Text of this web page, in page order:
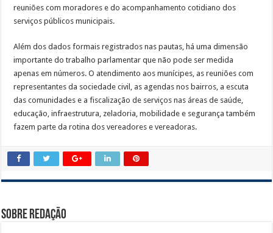
reuniões com moradores e do acompanhamento cotidiano dos
serviços públicos municipais.
Além dos dados formais registrados nas pautas, há uma dimensão
importante do trabalho parlamentar que não pode ser medida
apenas em números. O atendimento aos munícipes, as reuniões com
representantes da sociedade civil, as agendas nos bairros, a escuta
das comunidades e a fiscalização de serviços nas áreas de saúde,
educação, infraestrutura, zeladoria, mobilidade e segurança também
fazem parte da rotina dos vereadores e vereadoras.
Sobre Redação